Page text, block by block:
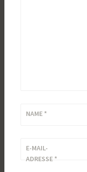
NAME *
E-MAIL-
ADRESSE *